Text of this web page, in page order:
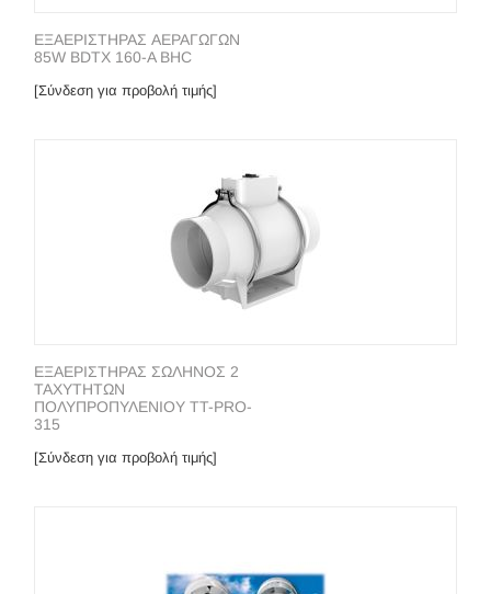
ΕΞΑΕΡΙΣΤΗΡΑΣ ΑΕΡΑΓΩΓΩΝ
85W BDTX 160-A BHC
[Σύνδεση για προβολή τιμής]
ΕΞΑΕΡΙΣΤΗΡΑΣ ΣΩΛΗΝΟΣ 2
ΤΑΧΥΤΗΤΩΝ
ΠΟΛΥΠΡΟΠΥΛΕΝΙΟΥ TT-PRO-
315
[Σύνδεση για προβολή τιμής]